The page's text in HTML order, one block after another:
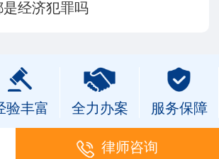
经济犯罪吗
验丰富 全力办案 服务保障
律师咨询